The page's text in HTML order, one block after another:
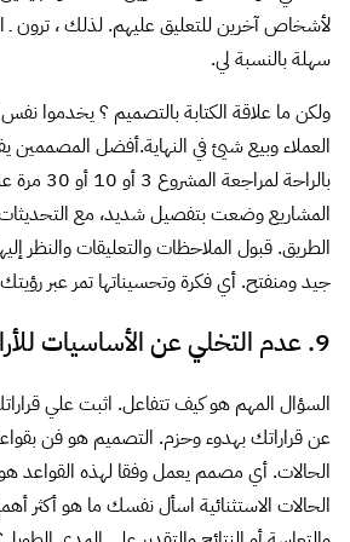
لأشخاص آخرين للتعليق عليهم. لذلك ، ترون ـ
سهلة بالنسبة لي.
ولكن ما علاقة الكتابة بالتصميم ؟ يخدموا
العملاء وبيع شيئ في النهاية.أفضل المصممين
بالراحة
المشاريع وضعت بتفصيل شديد، مع
الطريق. قبول الملاحظات والتعليقات والنظر
جيد ومنفتح. أي فكرة وتحسيناتها تمر عبر
9. عدم التخلي عن الأساسيات للأراء العاطفية
السؤال المهم هو كيف تتفاعل. اثبت علي
عن قراراتك بهدوء وحزم. التصميم هو فن
الحالات. أي مصمم يعمل وفقا لهذه القواعد هو
الحالات الاستثنائية اسأل نفسك ما هو أكثر